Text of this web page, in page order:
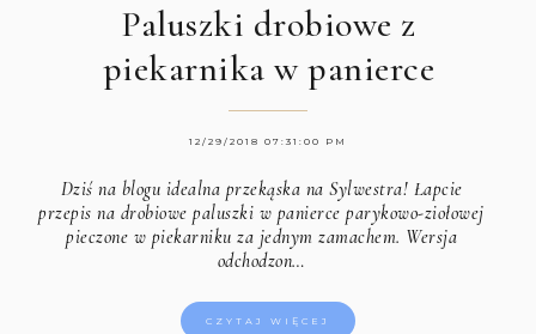
Paluszki drobiowe z
piekarnika w panierce
12/29/2018 07:31:00 PM
Dziś na blogu idealna przekąska na Sylwestra! Łapcie
przepis na drobiowe paluszki w panierce parykowo-ziołowej
pieczone w piekarniku za jednym zamachem. Wersja
odchodzon…
CZYTAJ WIĘCEJ